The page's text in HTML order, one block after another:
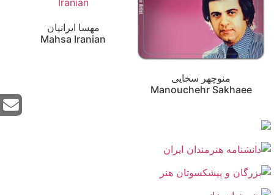
منوچهر سخایی
Manouchehr Sakhaee
مهسا ایرانیان
Mahsa Iranian